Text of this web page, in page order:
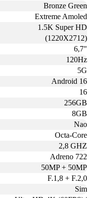
Bronze Green
Extreme Amoled
1.5K Super HD
(1220X2712)
6,7"
120Hz
5G
Android 16
16
256GB
8GB
Nao
Octa-Core
2,8 GHZ
Adreno 722
50MP + 50MP
F.1,8 + F.2,0
Sim